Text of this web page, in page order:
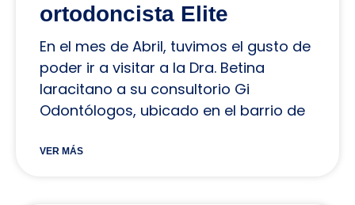
ortodoncista Elite
En el mes de Abril, tuvimos el gusto de
poder ir a visitar a la Dra. Betina
Iaracitano a su consultorio Gi
Odontólogos, ubicado en el barrio de
VER MÁS